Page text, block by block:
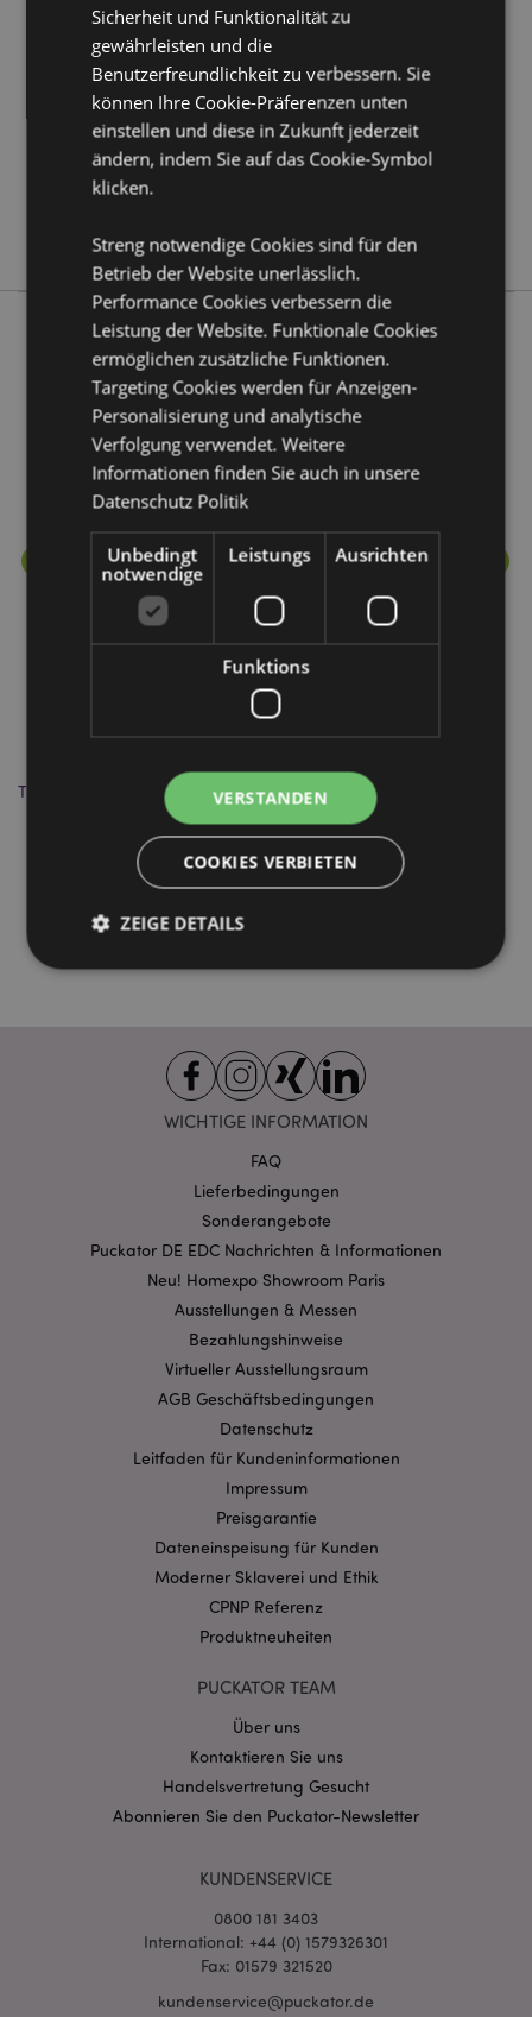
Höhe 10.5cm Breite 6cm Tiefe 0.5cm
5055071721700
288
0.046000
Keine
Keine
London
Mehr von diesem Produktsortiment
The Queen Königin Solar Pal Wackelfigur
FF30
3467 auf Lager
WICHTIGE INFORMATION
FAQ
Lieferbedingungen
Sonderangebote
Puckator DE EDC Nachrichten & Informationen
Neu! Homexpo Showroom Paris
Ausstellungen & Messen
Bezahlungshinweise
Virtueller Ausstellungsraum
AGB Geschäftsbedingungen
Datenschutz
Leitfaden für Kundeninformationen
Impressum
Preisgarantie
Dateneinspeisung für Kunden
Moderner Sklaverei und Ethik
CPNP Referenz
Produktneuheiten
PUCKATOR TEAM
Über uns
Kontaktieren Sie uns
Handelsvertretung Gesucht
Abonnieren Sie den Puckator-Newsletter
KUNDENSERVICE
0800 181 3403
International: +44 (0) 1579326301
Fax: 01579 321520
kundenservice@puckator.de
Sicherheit und Funktionalität zu
gewährleisten und die
Benutzerfreundlichkeit zu verbessern. Sie
können Ihre Cookie-Präferenzen unten
einstellen und diese in Zukunft jederzeit
ändern, indem Sie auf das Cookie-Symbol
klicken.
Streng notwendige Cookies sind für den
Betrieb der Website unerlässlich.
Performance Cookies verbessern die
Leistung der Website. Funktionale Cookies
ermöglichen zusätzliche Funktionen.
Targeting Cookies werden für Anzeigen-
Personalisierung und analytische
Verfolgung verwendet. Weitere
Informationen finden Sie auch in unsere
Datenschutz Politik
Unbedingt
notwendige
Leistungs Ausrichten
Funktions
VERSTANDEN
COOKIES VERBIETEN
ZEIGE DETAILS
Ausrichten
Funktions
Streng-notwendige-Cookies ermöglichen
Kernfunktionen der Website wie die
Benutzeranmeldung und die Kontoverwaltung.
Ohne unbedingt notwendige cookies kann die
Website nicht richtig genutzt werden.
CookieScriptConsent
CookieScript
.puckator.de
invalidation
www.puckator.de
PHPSESSID
PHP.net
Datenschutzbestimmungen von Google